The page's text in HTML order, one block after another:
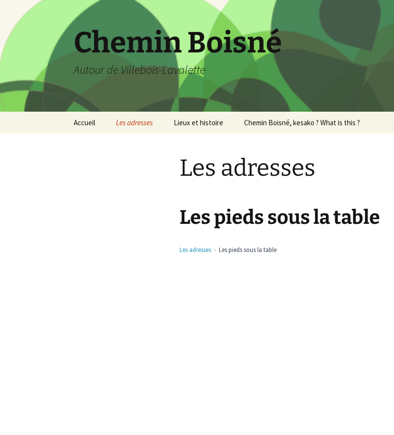
contenu
Chemin Boisné
Autour de Villebois-Lavalette
Accueil Les adresses Lieux et histoire Chemin Boisné, kesako ? What is this ?
Les adresses
Les pieds sous la table
Les adresses Les pieds sous la table